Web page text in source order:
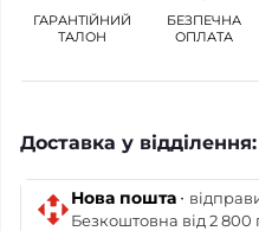
ГАРАНТІЙНИЙ
ТАЛОН
БЕЗПЕЧНА
ОПЛАТА
Доставка у відділення:
Нова пошта ·
Безкоштовна від 2 800